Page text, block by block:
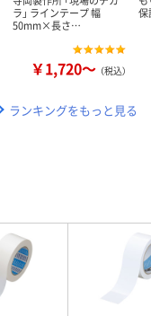
ラ」 ラインテープ 幅
50mm×長さ…
￥1,720～ （税込）
保
ランキングをもっと見る